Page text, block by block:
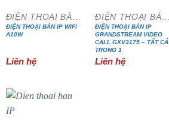
ĐIỆN THOẠI BÀN IP WIFI
A10W
Liên hệ
ĐIỆN THOẠI BÀN IP
GRANDSTREAM VIDEO
CALL GXV3175 – TẤT CẢ
TRONG 1
Liên hệ